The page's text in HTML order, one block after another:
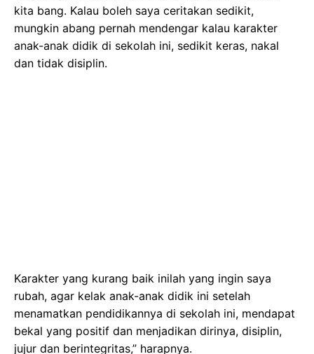
kita bang. Kalau boleh saya ceritakan sedikit,
mungkin abang pernah mendengar kalau karakter
anak-anak didik di sekolah ini, sedikit keras, nakal
dan tidak disiplin.
Karakter yang kurang baik inilah yang ingin saya
rubah, agar kelak anak-anak didik ini setelah
menamatkan pendidikannya di sekolah ini, mendapat
bekal yang positif dan menjadikan dirinya, disiplin,
jujur dan berintegritas,” harapnya.